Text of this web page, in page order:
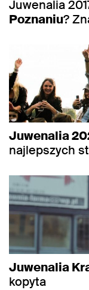
Juwenalia
Poznaniu?
Juwenalia
najlepszych
Juwenalia
kopyta